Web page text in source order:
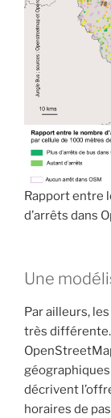
Rapport entre
d’arrêts dans
Une
Par ailleurs,
très différente.
décrivent
horaires de